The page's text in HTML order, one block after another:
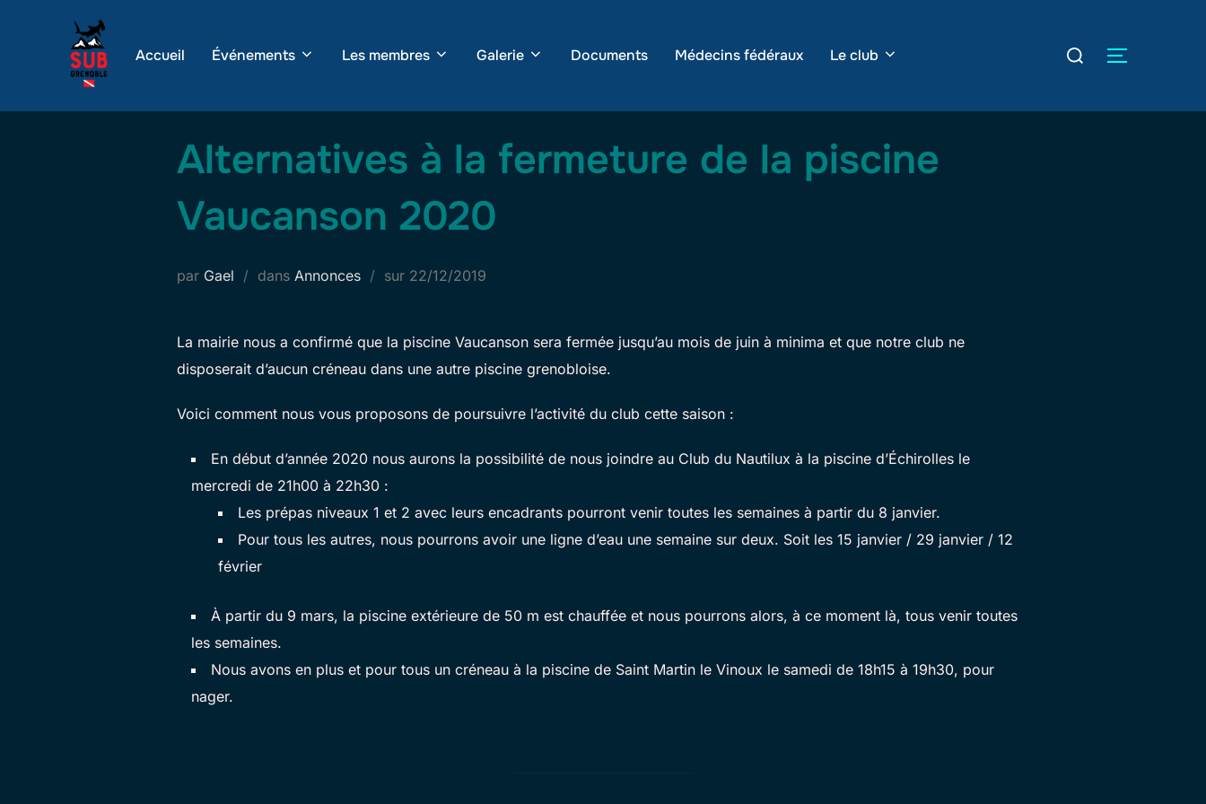
Accueil Événements Les membres Galerie Documents Médecins fédéraux Le club
Rechercher :
Alternatives à la fermeture de la piscine
Vaucanson 2020
par Gael dans Annonces sur Publié
22/12/2019
La mairie nous a confirmé que la piscine Vaucanson sera fermée jusqu’au mois de juin à minima et que notre club ne
disposerait d’aucun créneau dans une autre piscine grenobloise.
Voici comment nous vous proposons de poursuivre l’activité du club cette saison :
En début d’année 2020 nous aurons la possibilité de nous joindre au Club du Nautilux à la piscine d’Échirolles le
mercredi de 21h00 à 22h30 :
Les prépas niveaux 1 et 2 avec leurs encadrants pourront venir toutes les semaines à partir du 8 janvier.
Pour tous les autres, nous pourrons avoir une ligne d’eau une semaine sur deux. Soit les 15 janvier / 29 janvier / 12
février
À partir du 9 mars, la piscine extérieure de 50 m est chauffée et nous pourrons alors, à ce moment là, tous venir toutes
les semaines.
Nous avons en plus et pour tous un créneau à la piscine de Saint Martin le Vinoux le samedi de 18h15 à 19h30, pour
nager.